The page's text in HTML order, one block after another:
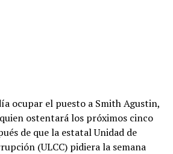
ocupar el puesto a Smith Agustin,
ostentará los próximos cinco
de que la estatal Unidad de
(ULCC) pidiera la semana